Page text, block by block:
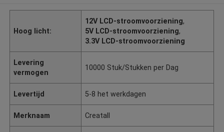
Hoog licht:
12V LCD-stroomvoorziening,
5V LCD-stroomvoorziening,
3.3V LCD-stroomvoorziening
Levering
vermogen
10000 Stuk/Stukken per Dag
Levertijd 5-8 het werkdagen
Merknaam Creatall